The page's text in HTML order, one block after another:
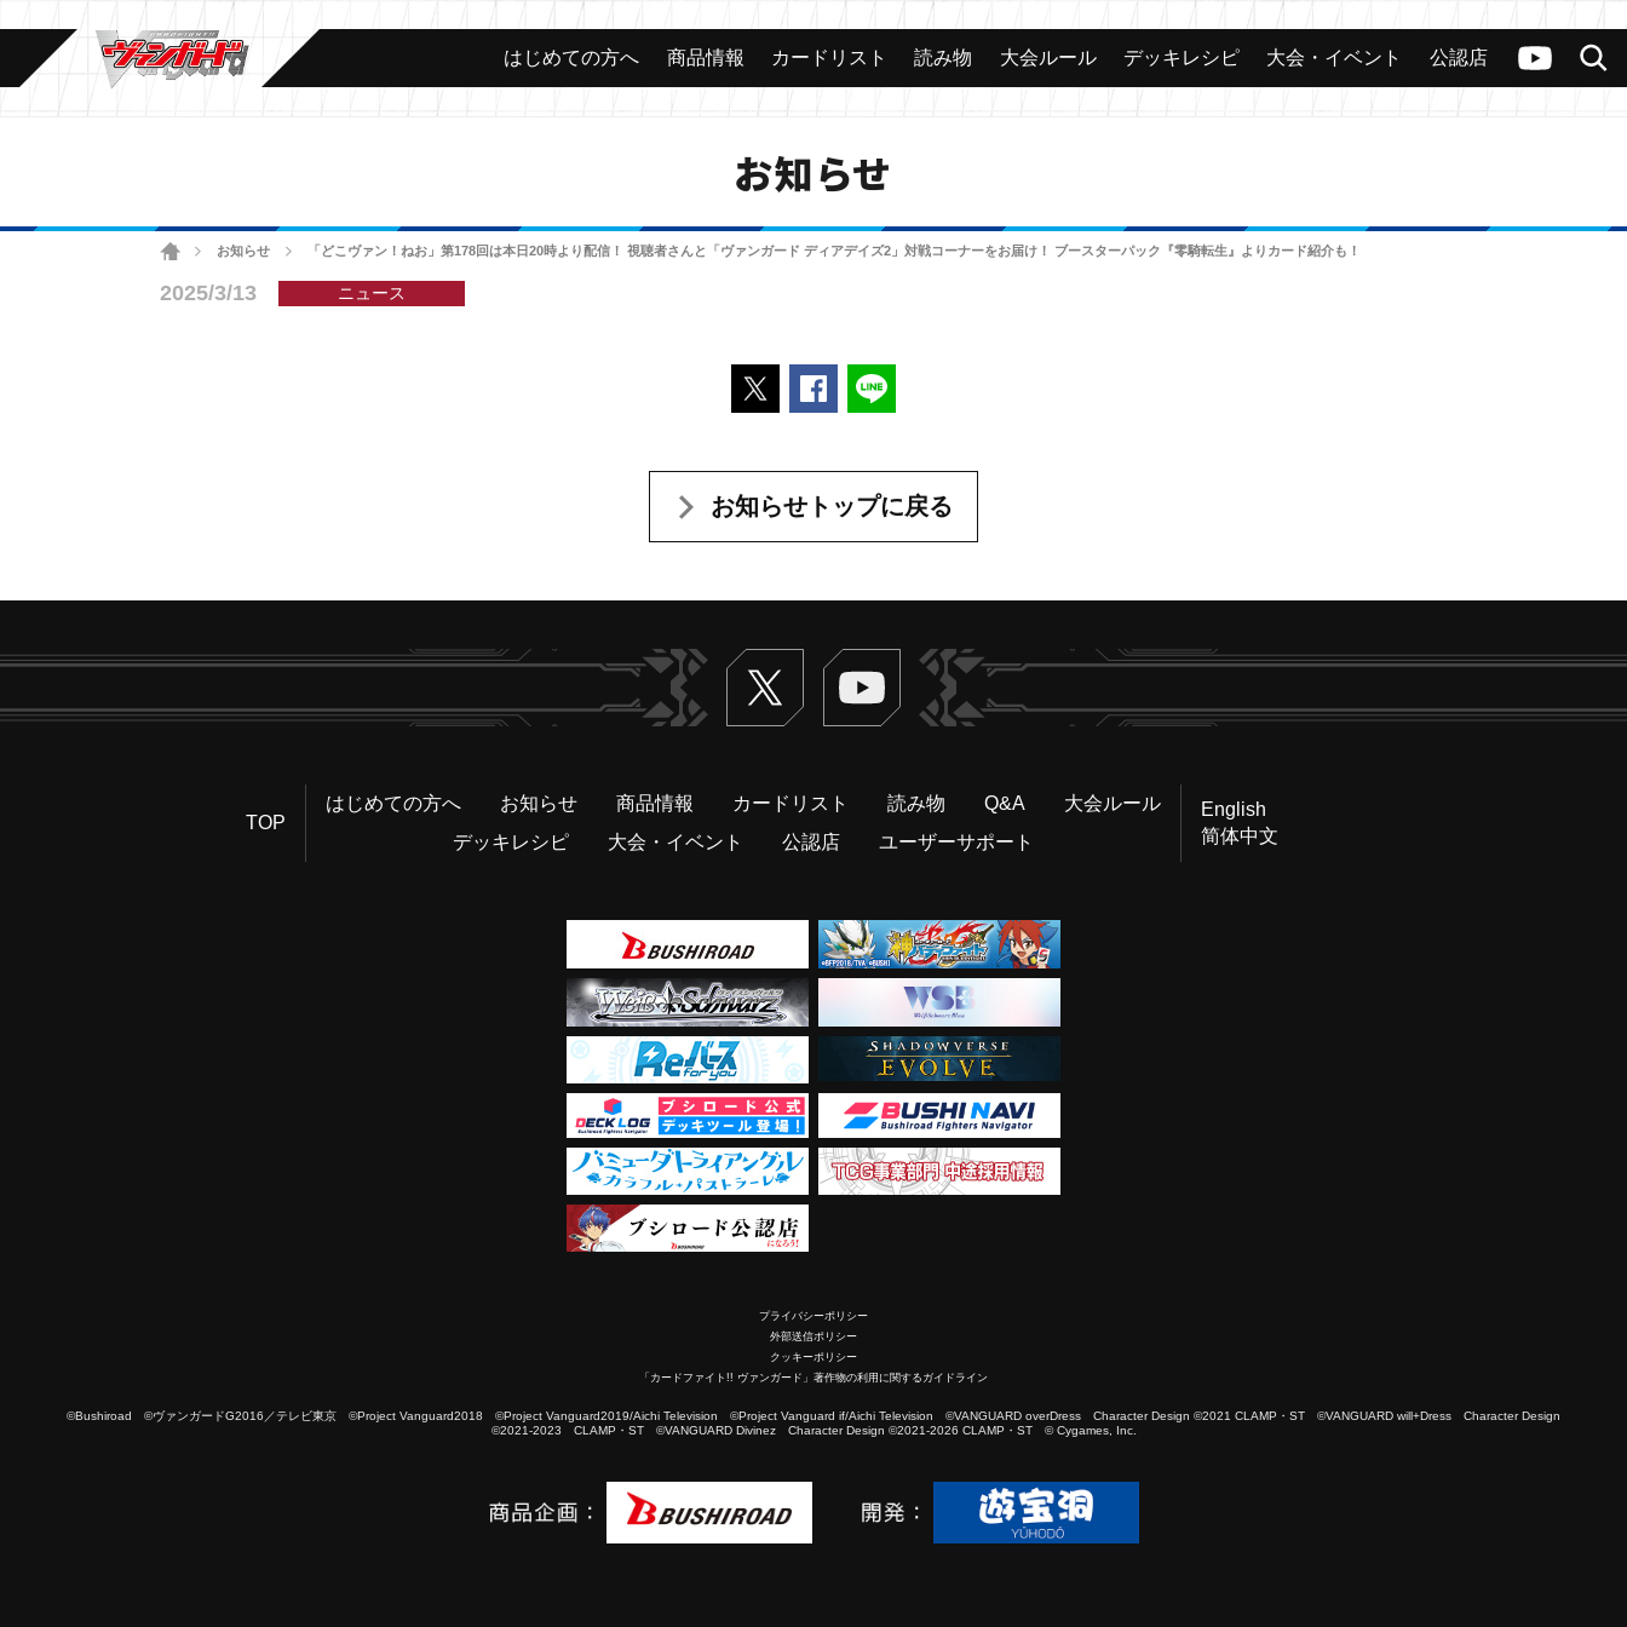
ヴァンガードch
検索
カード 大会 公認店舗 その他
はじめての方へ 商品情報 カードリスト 読み物 大会ルール デッキレシピ 大会・イベント 公認店
お知らせ
ホームお知らせ 「どこヴァン！ねお」第178回は本日20時より配信！ 視聴者さんと「ヴァンガード ディアデイズ2」対戦コーナーをお届け！ ブースターパック『零騎転生』よりカード紹介も！
2025/3/13 ニュース
ポストするFacebookでシェアする
お知らせトップに戻る
Twitter ヴァンガードch
TOP
はじめての方へ お知らせ 商品情報 カードリスト 読み物 Q&A
大会ルール
デッキレシピ
大会・イベント 公認店 ユーザーサポート
English
简体中文
プライバシーポリシー
外部送信ポリシー
クッキーポリシー
「カードファイト!! ヴァンガード」著作物の利用に関するガイドライン
©Bushiroad ©ヴァンガードG2016／テレビ東京 ©Project Vanguard2018 ©Project Vanguard2019/Aichi Television ©Project Vanguard if/Aichi Television ©VANGUARD overDress Character Design ©2021 CLAMP・ST ©VANGUARD will+Dress Character Design
©2021-2023 CLAMP・ST ©VANGUARD Divinez Character Design ©2021-2026 CLAMP・ST © Cygames, Inc.